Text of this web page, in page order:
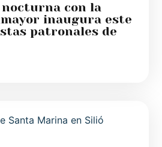
con la
inaugura este
patronales de